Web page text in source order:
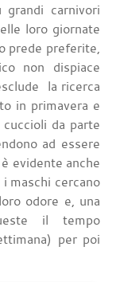
carnivori
loro giornate
prede preferite,
non dispiace
la ricerca
in primavera e
da parte
ad essere
evidente anche
maschi cercano
odore e, una
il tempo
per poi